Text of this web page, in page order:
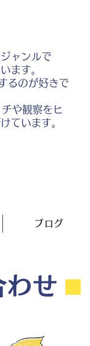
ャンルで
ます。
るのが好きで
や観察をヒ
ています。
ブログ
わせ ⬛︎